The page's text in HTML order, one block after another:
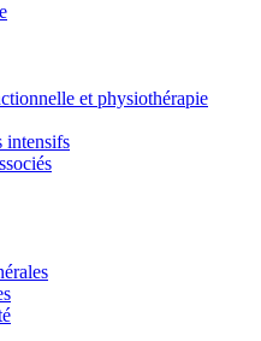
et physiothérapie
intensifs